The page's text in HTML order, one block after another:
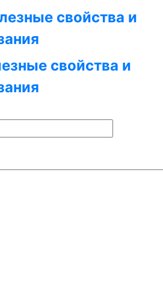
свойства и
свойства и